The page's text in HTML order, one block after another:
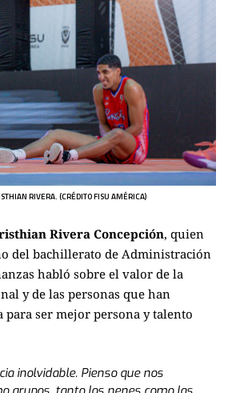
RIVERA. (CRÉDITO FISU AMÉRICA)
Rivera Concepción, quien
del bachillerato de Administración
habló sobre el valor de la
y de las personas que han
para ser mejor persona y talento
inolvidable. Pienso que nos